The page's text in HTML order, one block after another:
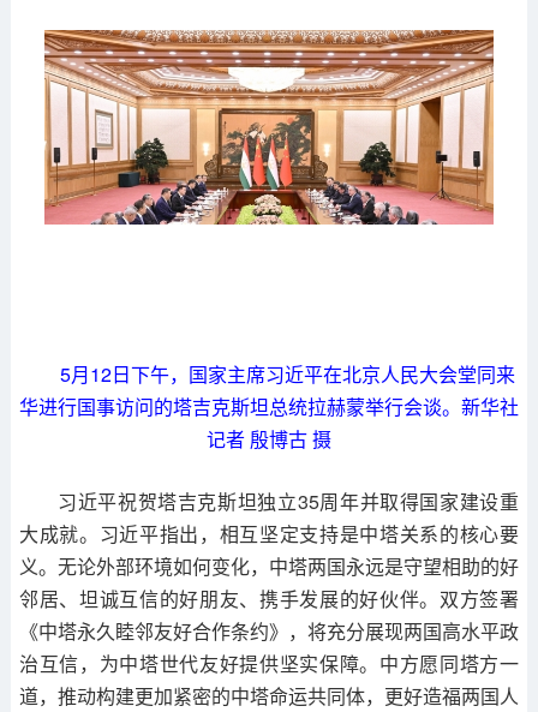
5月12日下午，国家主席习近平在北京人民大会堂同来
华进行国事访问的塔吉克斯坦总统拉赫蒙举行会谈。新华社
记者 殷博古 摄
习近平祝贺塔吉克斯坦独立35周年并取得国家建设重
大成就。习近平指出，相互坚定支持是中塔关系的核心要
义。无论外部环境如何变化，中塔两国永远是守望相助的好
邻居、坦诚互信的好朋友、携手发展的好伙伴。双方签署
《中塔永久睦邻友好合作条约》，将充分展现两国高水平政
治互信，为中塔世代友好提供坚实保障。中方愿同塔方一
道，推动构建更加紧密的中塔命运共同体，更好造福两国人